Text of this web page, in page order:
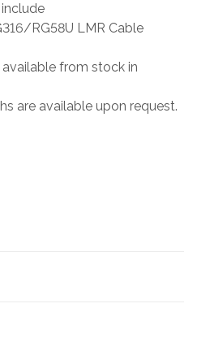
RG58U LMR Cable
from stock in
are available upon request.